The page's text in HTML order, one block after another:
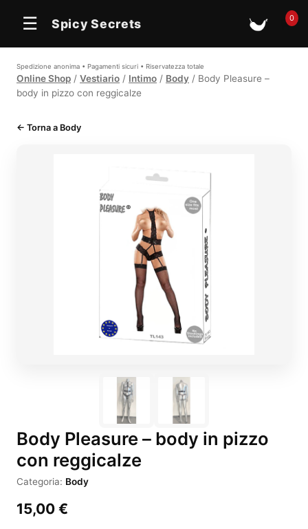
☰ Spicy Secrets 🛒0
Spedizione anonima • Pagamenti sicuri • Riservatezza totale
Online Shop / Vestiario / Intimo / Body / Body Pleasure –
body in pizzo con reggicalze
← Torna a Body
Body Pleasure – body in pizzo
con reggicalze
Categoria: Body
15,00 €
In